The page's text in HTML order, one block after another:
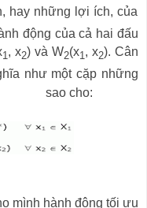
hay những lợi ích, của
động của cả hai đấu
1, x2)vàW2(x1, x2). Cân
như một cặp những
sao cho:
mình hành động tối ưu